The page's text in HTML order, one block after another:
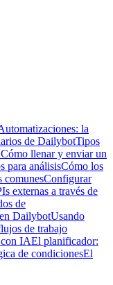
la
de DailybotTipos
Cómo llenar y enviar un
para análisisCómo los
comunesConfigurar
externas a través de
de
DailybotUsando
de trabajo
IAEl planificador:
de condicionesEl